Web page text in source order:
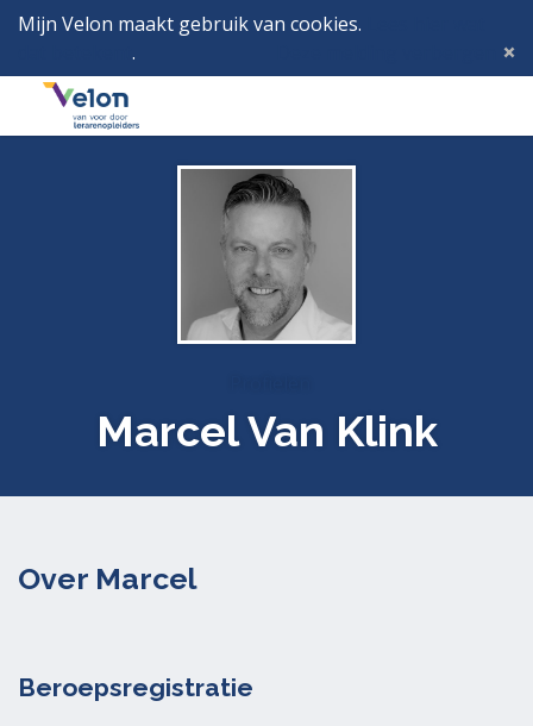
Mijn Velon maakt gebruik van cookies.
.
Menu
Marcel Van Klink
Over Marcel
Beroepsregistratie